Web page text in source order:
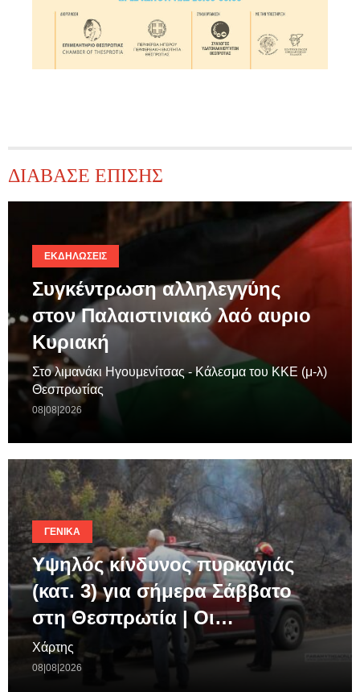
ΔΙΑΒΑΣΕ ΕΠΙΣΗΣ
ΕΚΔΗΛΏΣΕΙΣ
Συγκέντρωση αλληλεγγύης
στον Παλαιστινιακό λαό αυριο
Κυριακή
Στο λιμανάκι Ηγουμενίτσας - Κάλεσμα του ΚΚΕ (μ-λ)
Θεσπρωτίας
08|08|2026
ΓΕΝΙΚΆ
Υψηλός κίνδυνος πυρκαγιάς
(κατ. 3) για σήμερα Σάββατο
στη Θεσπρωτία | Οι…
Χάρτης
08|08|2026